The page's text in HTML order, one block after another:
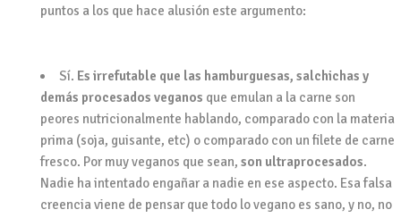
puntos a los que hace alusión este argumento:
Sí. Es irrefutable que las hamburguesas, salchichas y
demás procesados veganos que emulan a la carne son
peores nutricionalmente hablando, comparado con la materia
prima (soja, guisante, etc) o comparado con un filete de carne
fresco. Por muy veganos que sean, son ultraprocesados.
Nadie ha intentado engañar a nadie en ese aspecto. Esa falsa
creencia viene de pensar que todo lo vegano es sano, y no, no